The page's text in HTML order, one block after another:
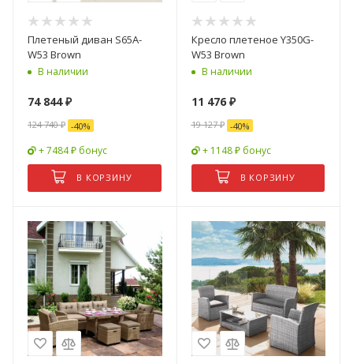
Плетеный диван S65A-
W53 Brown
В наличии
74 844₽
124 740₽ -40%
+ 7484 ₽ бонус
В КОРЗИНУ
Кресло плетеное Y350G-
W53 Brown
В наличии
11 476₽
19 127₽ -40%
+ 1148 ₽ бонус
В КОРЗИНУ